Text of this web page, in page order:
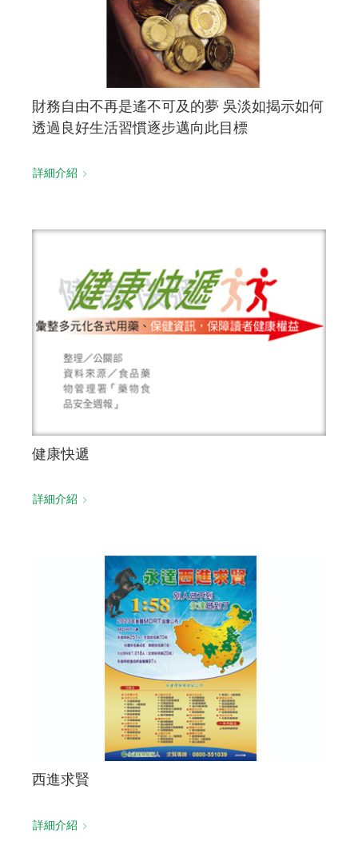
財務自由不再是遙不可及的夢 吳淡如揭示如何
透過良好生活習慣逐步邁向此目標
詳細介紹
健康快遞
詳細介紹
西進求賢
詳細介紹